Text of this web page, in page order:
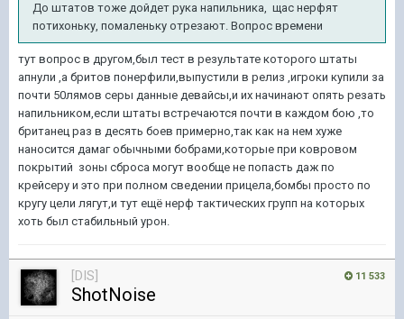
До штатов тоже дойдет рука напильника, щас нерфят
потихоньку, помаленьку отрезают. Вопрос времени
тут вопрос в другом,был тест в результате которого штаты
апнули ,а бритов понерфили,выпустили в релиз ,игроки купили за
почти 50лямов серы данные девайсы,и их начинают опять резать
напильником,если штаты встречаются почти в каждом бою ,то
британец раз в десять боев примерно,так как на нем хуже
наносится дамаг обычными бобрами,которые при ковровом
покрытий зоны сброса могут вообще не попасть даж по
крейсеру и это при полном сведении прицела,бомбы просто по
кругу цели лягут,и тут ещё нерф тактических групп на которых
хоть был стабильный урон.
11 533
[DIS]
ShotNoise